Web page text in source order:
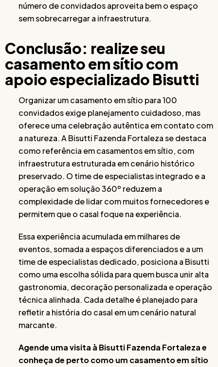
número de convidados aproveita bem o espaço
sem sobrecarregar a infraestrutura.
Conclusão: realize seu
casamento em sítio com
apoio especializado Bisutti
Organizar um casamento em sítio para 100
convidados exige planejamento cuidadoso, mas
oferece uma celebração autêntica em contato com
a natureza. A Bisutti Fazenda Fortaleza se destaca
como referência em casamentos em sítio, com
infraestrutura estruturada em cenário histórico
preservado. O time de especialistas integrado e a
operação em solução 360º reduzem a
complexidade de lidar com muitos fornecedores e
permitem que o casal foque na experiência.
Essa experiência acumulada em milhares de
eventos, somada a espaços diferenciados e a um
time de especialistas dedicado, posiciona a Bisutti
como uma escolha sólida para quem busca unir alta
gastronomia, decoração personalizada e operação
técnica alinhada. Cada detalhe é planejado para
refletir a história do casal em um cenário natural
marcante.
Agende uma visita à Bisutti Fazenda Fortaleza e
conheça de perto como um casamento em sítio